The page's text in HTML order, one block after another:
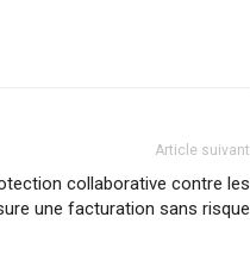
Article suivant
collaborative contre les
une facturation sans risque